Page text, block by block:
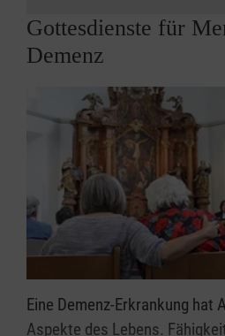
Gottesdienste für
Demenz
Eine Demenz-Erkrankung hat
Aspekte des Lebens.